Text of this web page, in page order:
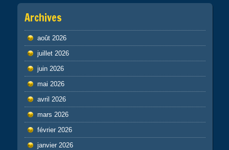
Archives
août 2026
juillet 2026
juin 2026
mai 2026
avril 2026
mars 2026
février 2026
janvier 2026